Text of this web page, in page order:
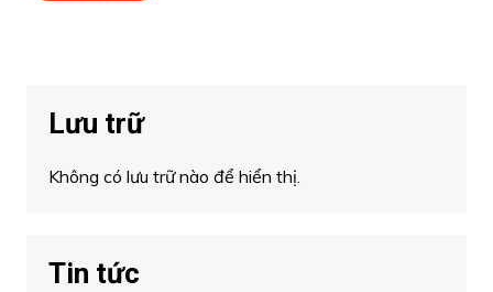
Lưu trữ
Không có lưu trữ nào để hiển thị.
Tin tức